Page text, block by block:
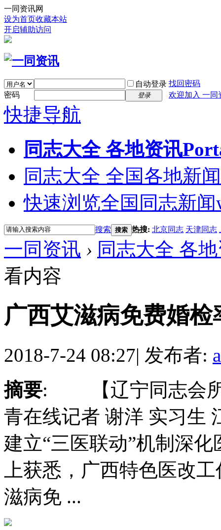
一同资讯网
设为首页收藏本站
开启辅助访问
自动登录 找回密码
密码
登录 欢迎加入 一同
快捷导航
同志大全 各地资讯
同志大全 全国各地新闻
快速浏览全国同志新闻
搜索 搜索 热搜: 北京同志 天津同志
一同资讯 › 同志大全 各
看内容
广西艾滋病免费婚
2018-7-24 08:27| 发布者:
摘要: 【辽宁同志会所
青在线记者 谢洋 实习生
建立“三医联动”机制深
上获悉，广西特色医改
滋病免 ...